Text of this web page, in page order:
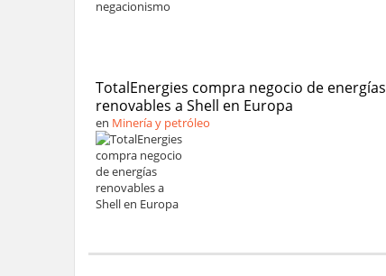
TotalEnergies compra negocio de energías
renovables a Shell en Europa
en Minería y petróleo